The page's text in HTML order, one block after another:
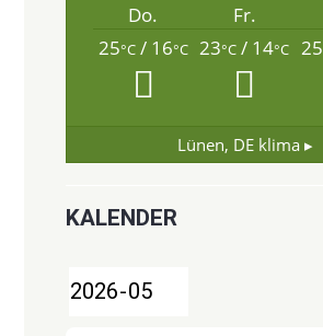
Do. Fr.
25°C/ 16°C 23°C / 14°C 25
Lünen, DE klima ▸
KALENDER